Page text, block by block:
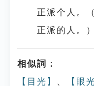
正派个人。
正派的人。）
相似詞：
【目光】 、 【眼